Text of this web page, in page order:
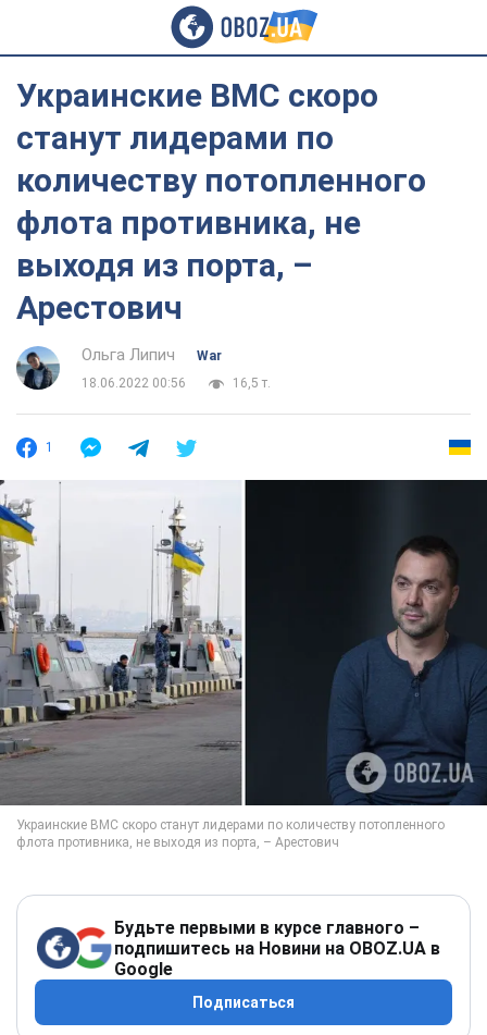
Украинские ВМС скоро
станут лидерами по
количеству потопленного
флота противника, не
выходя из порта, –
Арестович
Ольга Липич
War
18.06.2022 00:56
16,5 т.
1
Будьте первыми в курсе главного –
подпишитесь на Новини на OBOZ.UA в
Google
Подписаться